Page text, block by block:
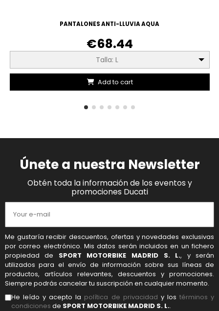
PANTALONES ANTI-LLUVIA AQUA
€68.44
Talla: L
Add to cart
Únete a nuestra Newsletter
Obtén toda la información de los eventos y
promociones Ducati
Me gustaría recibir descuentos, ofertas y novedades exclusivas
por correo electrónico. Mis datos serán incluidos en un fichero
propiedad de SPORT MOTORBIKE MADRID S. L., y serán
utilizados para el envío de información sobre sus líneas de
productos, artículos relevantes, descuentos y promociones.
Siempre podrás cancelar tu suscripción en cualquier momento.
He leído y acepto la política de privacidad y lostérminos y
condiciones de SPORT MOTORBIKE MADRID S. L..